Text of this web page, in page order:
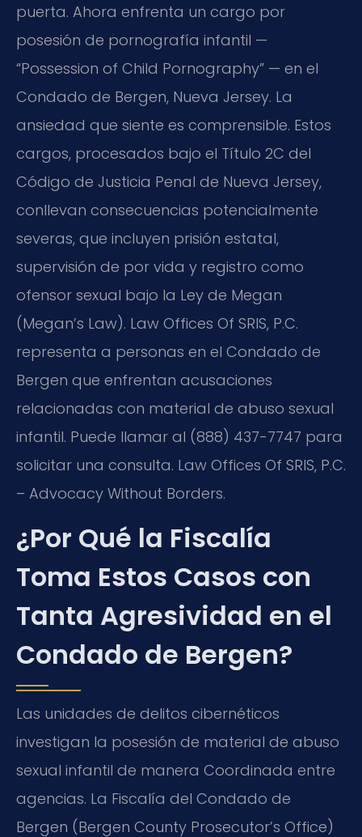
puerta. Ahora enfrenta un cargo por
posesión de pornografía infantil —
“Possession of Child Pornography” — en el
Condado de Bergen, Nueva Jersey. La
ansiedad que siente es comprensible. Estos
cargos, procesados bajo el Título 2C del
Código de Justicia Penal de Nueva Jersey,
conllevan consecuencias potencialmente
severas, que incluyen prisión estatal,
supervisión de por vida y registro como
ofensor sexual bajo la Ley de Megan
(Megan’s Law). Law Offices Of SRIS, P.C.
representa a personas en el Condado de
Bergen que enfrentan acusaciones
relacionadas con material de abuso sexual
infantil. Puede llamar al (888) 437-7747 para
solicitar una consulta. Law Offices Of SRIS, P.C.
– Advocacy Without Borders.
¿Por Qué la Fiscalía
Toma Estos Casos con
Tanta Agresividad en el
Condado de Bergen?
Las unidades de delitos cibernéticos
investigan la posesión de material de abuso
sexual infantil de manera Coordinada entre
agencias. La Fiscalía del Condado de
Bergen (Bergen County Prosecutor’s Office)